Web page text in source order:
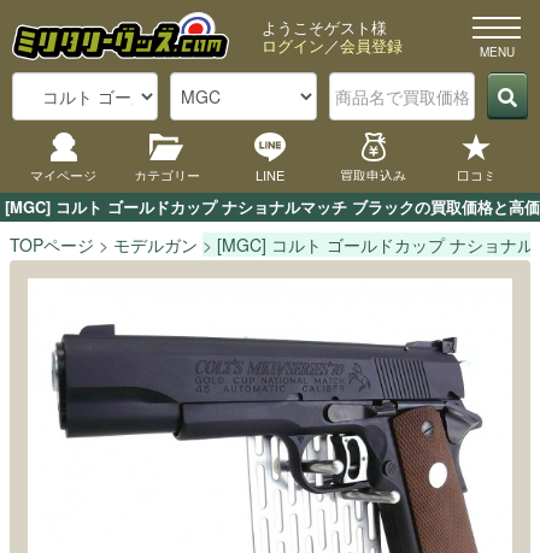
[MGC] コルト ゴールドカップ ナショナルマッチ ブラックの買取価格と高
ようこそゲスト様
ログイン／会員登録
マイページ カテゴリー LINE 買取申込み 口コミ
TOPページ モデルガン [MGC] コルト ゴールドカップ ナショナ